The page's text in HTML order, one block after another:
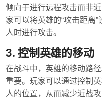
倾向于进行远程攻击而非
家可以将英雄的“攻击距离
人时进行攻击。
3. 控制英雄的移动
在战斗中，英雄的移动路
重要。玩家可以通过控制
人的位置，从而减少近战